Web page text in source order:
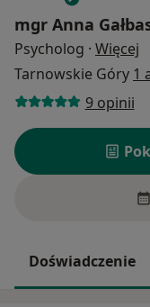
mgr Anna
Psycholog · Więcej
Tarnowskie Góry 1
9 opinii
Doświadczenie